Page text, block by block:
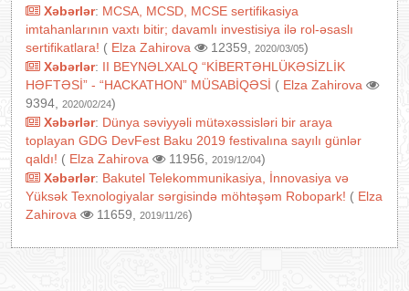
Xəbərlər: MCSA, MCSD, MCSE sertifikasiya
imtahanlarının vaxtı bitir; davamlı investisiya ilə rol-əsaslı
sertifikatlara! ( Elza Zahirova 12359, 2020/03/05)
Xəbərlər: II BEYNƏLXALQ “KİBERTƏHLÜKƏSİZLİK
HƏFTƏSİ” - “HACKATHON” MÜSABİQƏSİ ( Elza Zahirova
9394,
2020/02/24)
Xəbərlər: Dünya səviyyəli mütəxəssisləri bir araya
toplayan GDG DevFest Baku 2019 festivalına sayılı günlər
qaldı! ( Elza Zahirova 11956, 2019/12/04)
Xəbərlər: Bakutel Telekommunikasiya, İnnovasiya və
Yüksək Texnologiyalar sərgisində möhtəşəm Robopark! ( Elza
Zahirova
11659, 2019/11/26)